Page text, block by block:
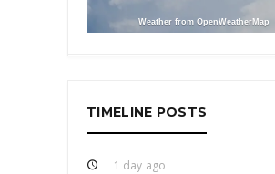
Weather from OpenWeatherMap
TIMELINE POSTS
1 day ago